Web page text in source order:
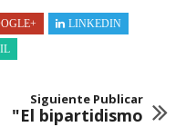
LINKEDIN
Siguiente Publicar
"El bipartidismo